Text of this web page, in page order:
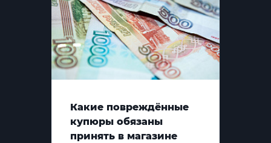
Какие повреждённые
купюры обязаны
принять в магазине